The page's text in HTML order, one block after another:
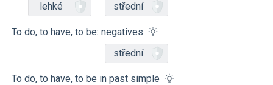
lehké
střední
To do, to have, to be: negatives
střední
To do, to have, to be in past simple